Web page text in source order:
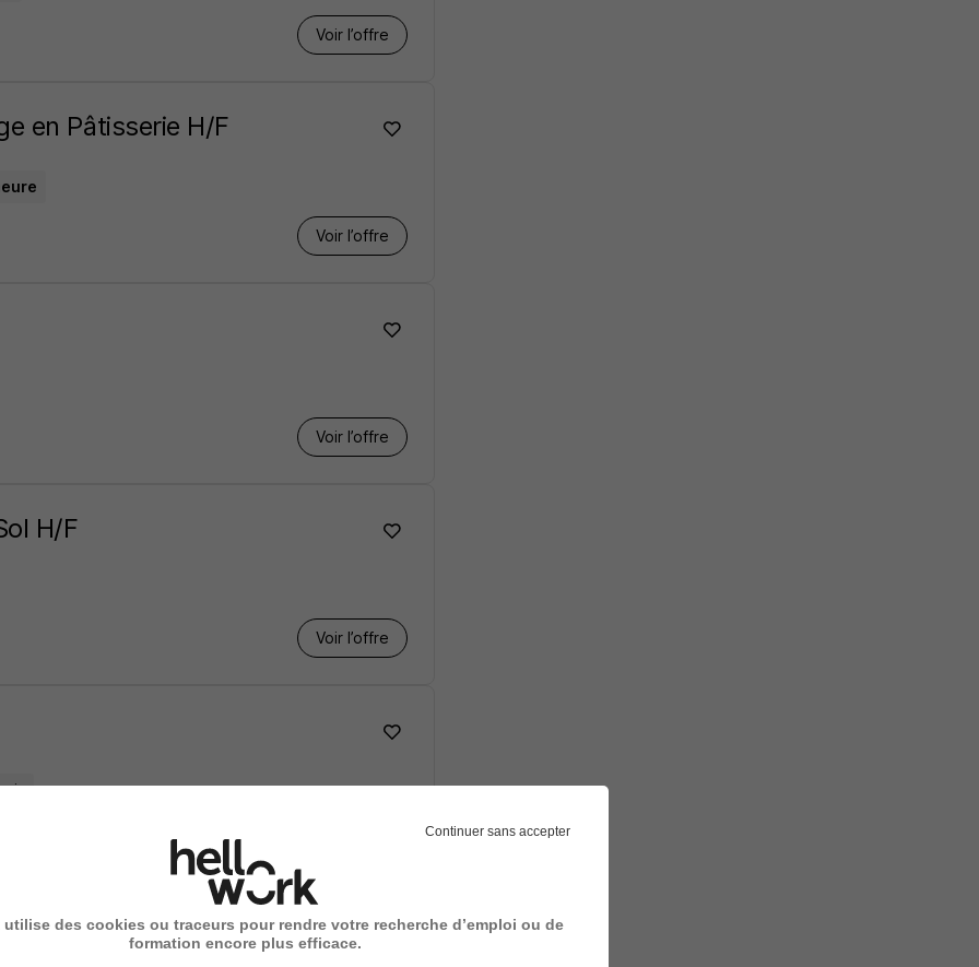
Voir l’offre
en Pâtisserie H/F
Voir l’offre
Voir l’offre
H/F
Voir l’offre
Continuer sans accepter
utilise des cookies ou traceurs pour rendre votre recherche d’emploi ou de
formation encore plus efficace.